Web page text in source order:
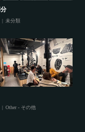
未分類
Other - その他